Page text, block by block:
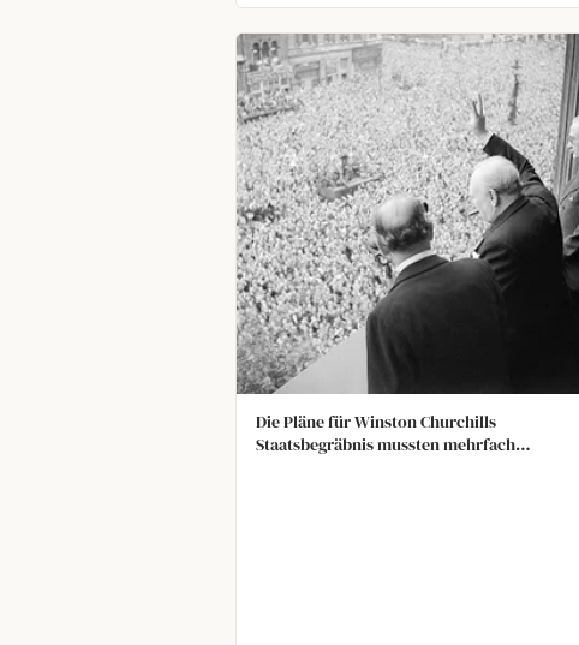
Die Pläne für Winston Churchills
Staatsbegräbnis mussten mehrfach